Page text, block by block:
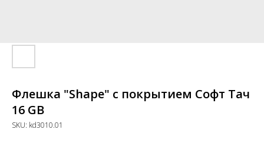
Флешка "Shape" с покрытием Софт Тач
16 GB
SKU: kd3010.01